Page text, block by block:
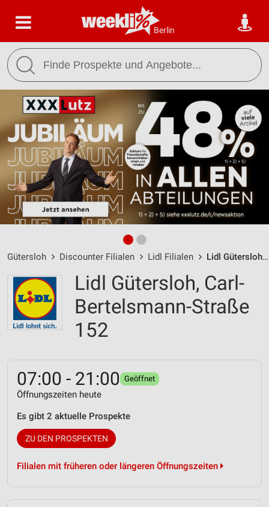
Berlin
Gütersloh Discounter Filialen Lidl Filialen Lidl Gütersloh / Carl-Bertelsmann-Straße 152 - Öffnungszeiten & Adresse
Lidl Gütersloh, Carl-
Bertelsmann-Straße
152
07:00 - 21:00 Geöffnet
Öffnungszeiten heute
Es gibt 2 aktuelle Prospekte
ZU DEN PROSPEKTEN
Filialen mit früheren oder längeren Öffnungszeiten